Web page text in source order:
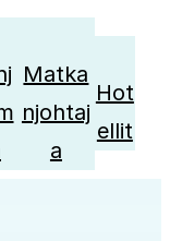
Matka
njohtaj
a
Hot
ellit